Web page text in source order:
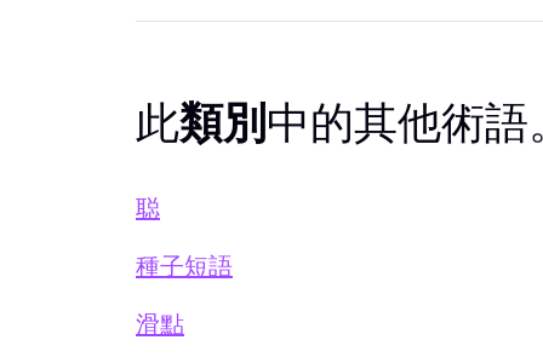
此類別中的其他術語
聪
種子短語
滑點